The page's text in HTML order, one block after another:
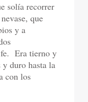
solía recorrer
que
y a
Era tierno y
y duro hasta la
con los